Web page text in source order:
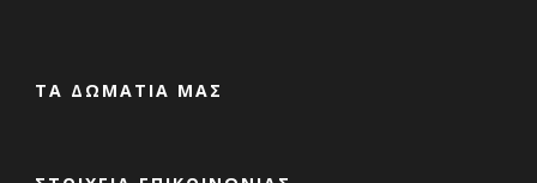
ΤΑ ΔΩΜΑΤΙΑ ΜΑΣ